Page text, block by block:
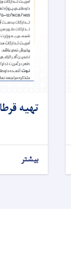
تهیه
بیشتر